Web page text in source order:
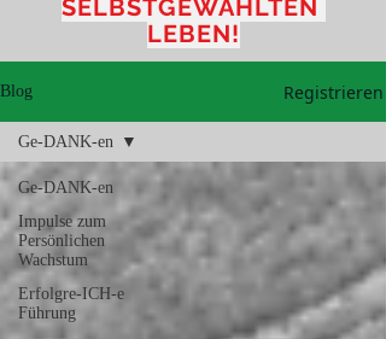
SELBSTGEWÄHLTEN
LEBEN!
Blog Registrieren
Ge-DANK-en
Impulse zum
Persönlichen
Wachstum
Erfolgre-ICH-e
Führung
Ge-DANK-en